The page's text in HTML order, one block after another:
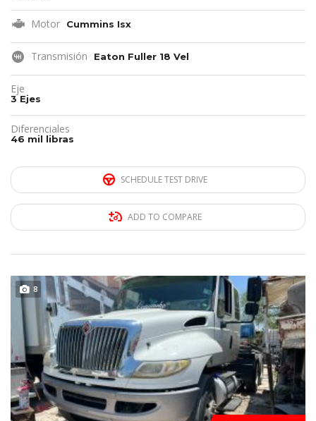
Motor Cummins Isx
Transmisión Eaton Fuller 18 Vel
Eje
3 Ejes
Diferenciales
46 mil libras
SCHEDULE TEST DRIVE
ADD TO COMPARE
8 DISPONIBLE